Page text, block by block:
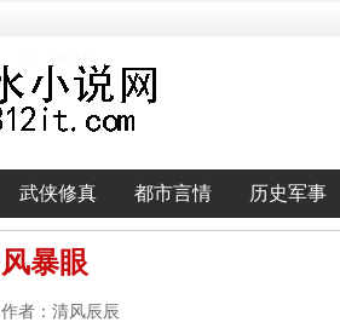
武侠修真 都市言情 历史军事
风暴眼
作者：清风辰辰